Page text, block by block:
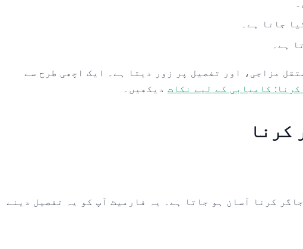
جاتا ہے۔
ہے۔
مزاجی، اور تفصیل پر زور دیتا ہے۔ ایک اچھی طرح سے
دیکھیں۔
کرنا آسان ہو جاتا ہے۔ یہ فارمیٹ آپ کو یہ تفصیل دینے